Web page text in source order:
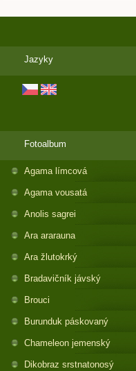
Jazyky
Fotoalbum
Agama límcová
Agama vousatá
Anolis sagrei
Ara ararauna
Ara žlutokrký
Bradavičník jávský
Brouci
Burunduk páskovaný
Chameleon jemenský
Dikobraz srstnatonosý